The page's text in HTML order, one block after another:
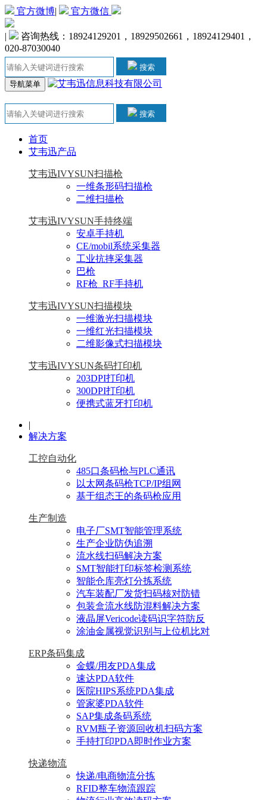
官方微博| 官方微信
|
咨询热线：18924129201，18929502661，18924129401，
020-87030040
搜索
导航菜单
搜索
首页
艾韦迅产品
艾韦迅IVYSUN扫描枪
一维条形码扫描枪
二维扫描枪
艾韦迅IVYSUN手持终端
安卓手持机
CE/mobil系统采集器
工业抗摔采集器
巴枪
RF枪_RF手持机
艾韦迅IVYSUN扫描模块
一维激光扫描模块
一维红光扫描模块
二维影像式扫描模块
艾韦迅IVYSUN条码打印机
203DPI打印机
300DPI打印机
便携式蓝牙打印机
|
解决方案
工控自动化
485口条码枪与PLC通讯
以太网条码枪TCP/IP组网
基于组态王的条码枪应用
生产制造
电子厂SMT智能管理系统
生产企业防伪追溯
流水线扫码解决方案
SMT智能打印标签检测系统
智能仓库亮灯分拣系统
汽车装配厂发货扫码核对防错
包装盒流水线防混料解决方案
液晶屏Vericode读码识字符防反
涂油金属视觉识别与上位机比对
ERP条码集成
金蝶/用友PDA集成
速达PDA软件
医院HIPS系统PDA集成
管家婆PDA软件
SAP集成条码系统
RVM瓶子资源回收机扫码方案
手持打印PDA即时作业方案
快递物流
快递/电商物流分拣
RFID整车物流跟踪